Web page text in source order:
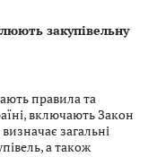
закупівельну
правила та
включають Закон
загальні
а також